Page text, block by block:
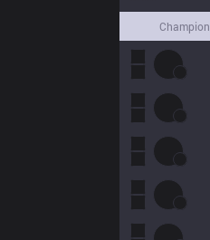
Champion